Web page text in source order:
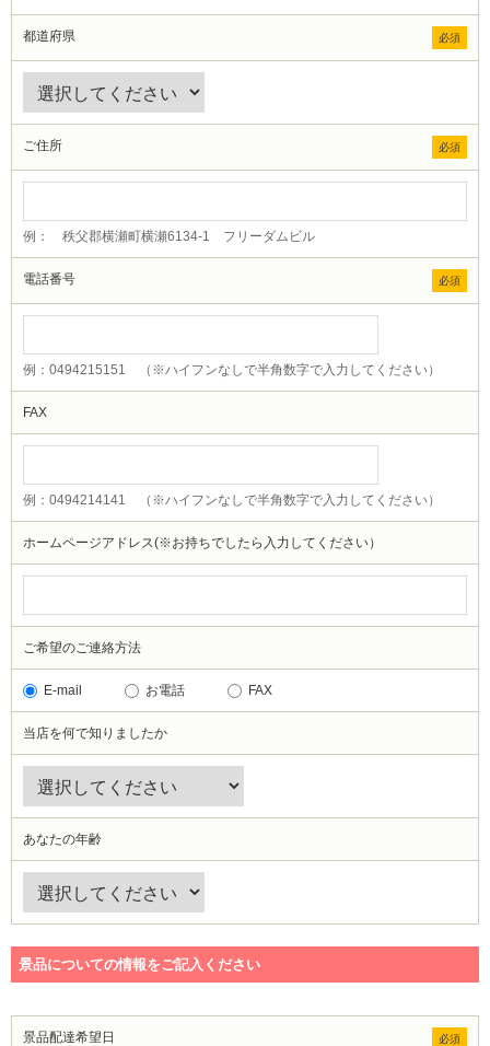
必須
都道府県
必須
ご住所
例： 秩父郡横瀬町横瀬6134-1 フリーダムビル
必須
電話番号
例：0494215151 （※ハイフンなしで半角数字で入力してください）
FAX
例：0494214141 （※ハイフンなしで半角数字で入力してください）
ホームページアドレス(※お持ちでしたら入力してください）
ご希望のご連絡方法
E-mail お電話 FAX
当店を何で知りましたか
あなたの年齢
景品についての情報をご記入ください
必須
景品配達希望日